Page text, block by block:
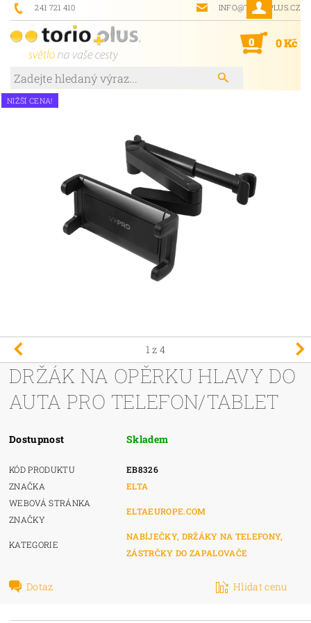
241 721 410 INFO@TORIOPLUS.CZ
0 0 Kč
NIŽŠÍ CENA!
1 z 4
DRŽÁK NA OPĚRKU HLAVY DO
AUTA PRO TELEFON/TABLET
Dostupnost Skladem
KÓD PRODUKTU
EB8326
ZNAČKA
ELTA
WEBOVÁ STRÁNKA
ZNAČKY
ELTAEUROPE.COM
KATEGORIE
NABÍJEČKY, DRŽÁKY NA TELEFONY,
ZÁSTRČKY DO ZAPALOVAČE
Dotaz Hlídat cenu